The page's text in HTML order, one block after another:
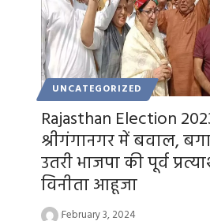
UNCATEGORIZED
Rajasthan Election
श्रीगंगानगर में बवाल,
उतरी भाजपा की पूर्व
विनीता आहूजा
February 3, 2024